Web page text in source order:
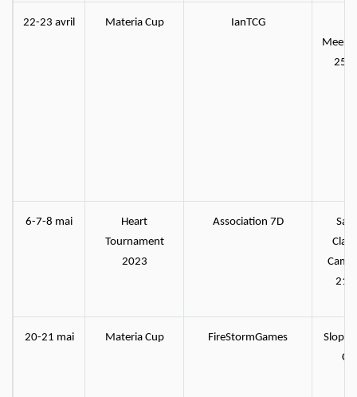
22-23 avril Materia Cup IanTCG
6-7-8 mai
Heart
Tournament
2023
Association 7D
20-21 mai Materia Cup FireStormGames
Sloper